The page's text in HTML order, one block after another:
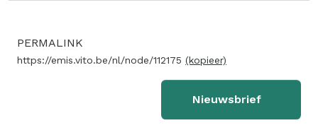
PERMALINK
https://emis.vito.be/nl/node/112175 (kopieer)
Nieuwsbrief